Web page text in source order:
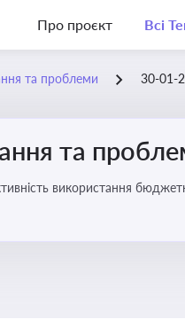
Про проєкт Всі
та проблеми 30-01-
та
використання